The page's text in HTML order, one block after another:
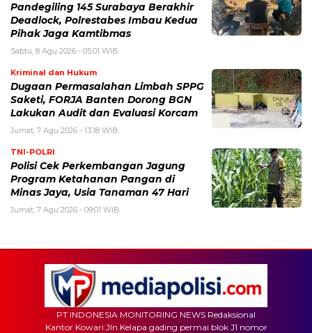
Pandegiling 145 Surabaya Berakhir
Deadlock, Polrestabes Imbau Kedua
Pihak Jaga Kamtibmas
Sabtu, 8 Agu 2026 - 05:01 WIB
Kriminal dan Hukum
Dugaan Permasalahan Limbah SPPG
Saketi, FORJA Banten Dorong BGN
Lakukan Audit dan Evaluasi Korcam
Jumat, 7 Agu 2026 - 13:18 WIB
TNI-POLRI
Polisi Cek Perkembangan Jagung
Program Ketahanan Pangan di
Minas Jaya, Usia Tanaman 47 Hari
Jumat, 7 Agu 2026 - 09:01 WIB
PT INDONESIA MONITORING NEWS Redaksional
Kantor Kowari:Jln.Kelapa gading permai blok J1 nomor